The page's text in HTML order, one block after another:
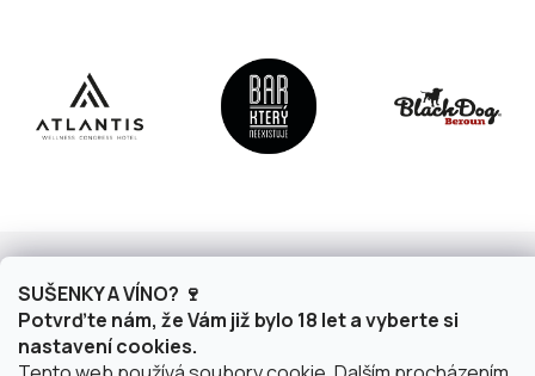
SUŠENKY A VÍNO? 🍷
Potvrďte nám, že Vám již bylo 18 let a vyberte si
nastavení cookies.
v
ý
p
i
Z
á Informace pro vás
Zákaznický servis